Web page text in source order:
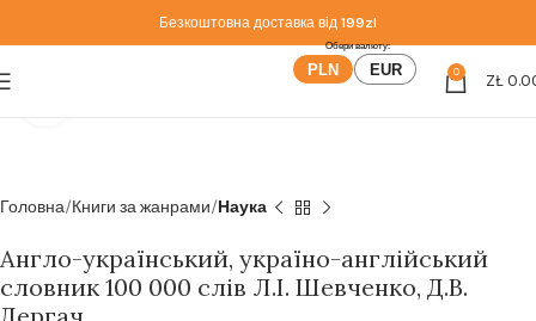
Безкоштовна доставка від 199zl
PLN EUR 0 ZŁ
Головна Книги за жанрами Наука
Англо-український, україно-англійський
словник 100 000 слів Л.І. Шевченко, Д.В.